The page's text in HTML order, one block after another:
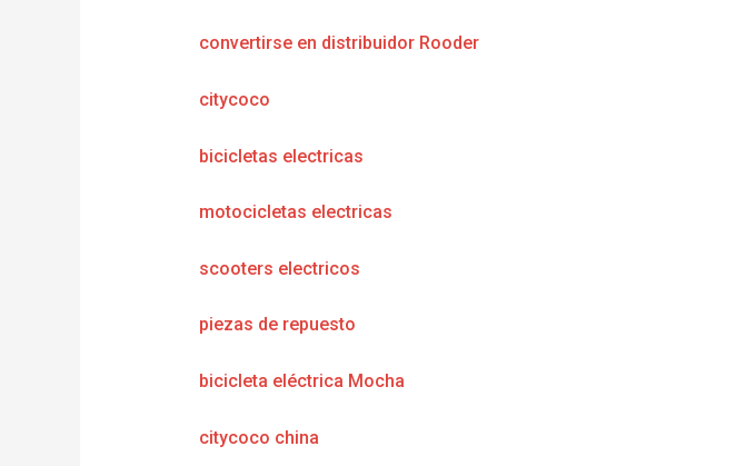
convertirse en distribuidor Rooder
citycoco
bicicletas electricas
motocicletas electricas
scooters electricos
piezas de repuesto
bicicleta eléctrica Mocha
citycoco china